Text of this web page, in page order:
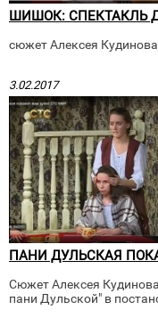
ШИШОК: СПЕКТАКЛЬ
сюжет Алексея
3.02.2017
ПАНИ ДУЛЬСКАЯ
Сюжет Алексея
пани Дульской" в